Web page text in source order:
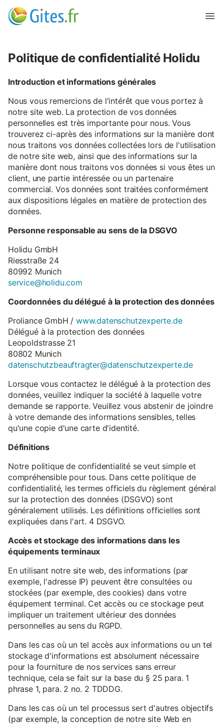
Politique de confidentialité Holidu
Introduction et informations générales
Nous vous remercions de l'intérêt que vous portez à
notre site web. La protection de vos données
personnelles est très importante pour nous. Vous
trouverez ci-après des informations sur la manière dont
nous traitons vos données collectées lors de l'utilisation
de notre site web, ainsi que des informations sur la
manière dont nous traitons vos données si vous êtes un
client, une partie intéressée ou un partenaire
commercial. Vos données sont traitées conformément
aux dispositions légales en matière de protection des
données.
Personne responsable au sens de la DSGVO
Holidu GmbH
Riesstraße 24
80992 Munich
service@holidu.com
Coordonnées du délégué à la protection des données
Proliance GmbH /www.datenschutzexperte.de
Délégué à la protection des données
Leopoldstrasse 21
80802 Munich
datenschutzbeauftragter@datenschutzexperte.de
Lorsque vous contactez le délégué à la protection des
données, veuillez indiquer la société à laquelle votre
demande se rapporte. Veuillez vous abstenir de joindre
à votre demande des informations sensibles, telles
qu'une copie d'une carte d'identité.
Définitions
Notre politique de confidentialité se veut simple et
compréhensible pour tous. Dans cette politique de
confidentialité, les termes officiels du règlement général
sur la protection des données (DSGVO) sont
généralement utilisés. Les définitions officielles sont
expliquées dans l'art. 4 DSGVO.
Accès et stockage des informations dans les
équipements terminaux
En utilisant notre site web, des informations (par
exemple, l'adresse IP) peuvent être consultées ou
stockées (par exemple, des cookies) dans votre
équipement terminal. Cet accès ou ce stockage peut
impliquer un traitement ultérieur des données
personnelles au sens du RGPD.
Dans les cas où un tel accès aux informations ou un tel
stockage d'informations est absolument nécessaire
pour la fourniture de nos services sans erreur
technique, cela se fait sur la base du § 25 para. 1
phrase 1, para. 2 no. 2 TDDDG.
Dans les cas où un tel processus sert d'autres objectifs
(par exemple, la conception de notre site Web en